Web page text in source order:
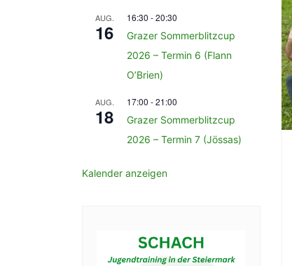
AUG.
16
16:30 -20:30
Grazer Sommerblitzcup
2026 – Termin 6 (Flann
O’Brien)
AUG.
18
17:00 -21:00
Grazer Sommerblitzcup
2026 – Termin 7 (Jössas)
Kalender anzeigen